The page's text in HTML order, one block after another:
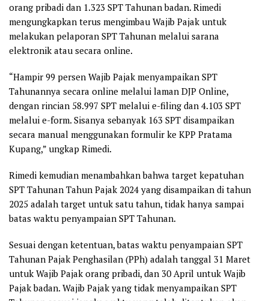
orang pribadi dan 1.323 SPT Tahunan badan. Rimedi
mengungkapkan terus mengimbau Wajib Pajak untuk
melakukan pelaporan SPT Tahunan melalui sarana
elektronik atau secara online.
“Hampir 99 persen Wajib Pajak menyampaikan SPT
Tahunannya secara online melalui laman DJP Online,
dengan rincian 58.997 SPT melalui e-filing dan 4.103 SPT
melalui e-form. Sisanya sebanyak 163 SPT disampaikan
secara manual menggunakan formulir ke KPP Pratama
Kupang,” ungkap Rimedi.
Rimedi kemudian menambahkan bahwa target kepatuhan
SPT Tahunan Tahun Pajak 2024 yang disampaikan di tahun
2025 adalah target untuk satu tahun, tidak hanya sampai
batas waktu penyampaian SPT Tahunan.
Sesuai dengan ketentuan, batas waktu penyampaian SPT
Tahunan Pajak Penghasilan (PPh) adalah tanggal 31 Maret
untuk Wajib Pajak orang pribadi, dan 30 April untuk Wajib
Pajak badan. Wajib Pajak yang tidak menyampaikan SPT